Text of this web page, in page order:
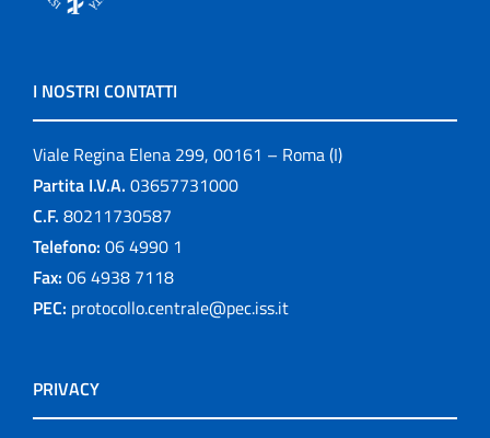
I NOSTRI CONTATTI
Viale Regina Elena 299, 00161 – Roma (I)
Partita I.V.A. 03657731000
C.F. 80211730587
Telefono: 06 4990 1
Fax: 06 4938 7118
PEC: protocollo.centrale@pec.iss.it
PRIVACY